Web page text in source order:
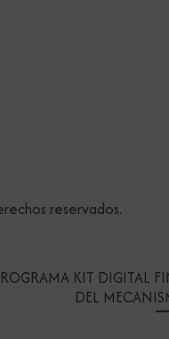
reservados.
KIT DIGITAL
DEL